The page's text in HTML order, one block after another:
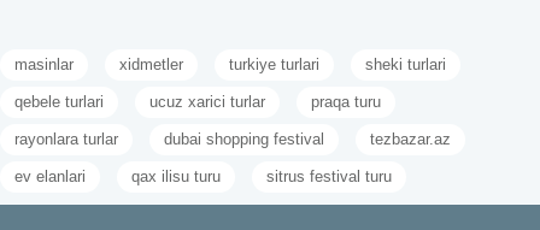
masinlar xidmetler turkiye turlari sheki turlari
qebele turlari ucuz xarici turlar praqa turu
rayonlara turlar dubai shopping festival tezbazar.az
ev elanlari qax ilisu turu sitrus festival turu